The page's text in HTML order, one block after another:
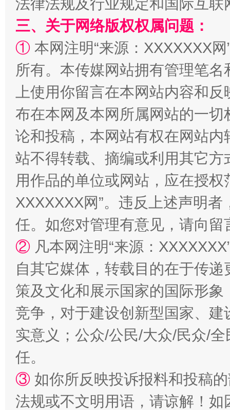
阿坝州三大球赛在茂县开幕
国家大学科技园优化重塑工作
扯下公款旅游的“隐身衣” 如何以
法律法规及行业规定和国际互
三、关于网络版权权属问题：
① 本网注明“来源：XXXXXXX
所有。本传媒网站拥有管理笔
上使用你留言在本网站内容和
布在本网及本网所属网站的一
论和投稿，本网站有权在网站
站不得转载、摘编或利用其它
用作品的单位或网站，应在授
XXXXXXX网”。违反上述声明
任。如您对管理有意见，请向
② 凡本网注明“来源：
自其它媒体，转载目的在于传
策及文化和展示国家的国际形
竞争，对于建设创新型国家、
实意义；公众/公民/大众/民众/
任。
③ 如你所反映投诉报料和投稿
法规或不文明用语，请谅解！